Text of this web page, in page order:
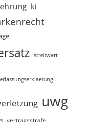
ki
streitwert
uwg
vertragsstrafe